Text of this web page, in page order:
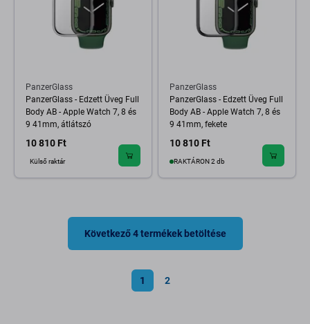
PanzerGlass
PanzerGlass - Edzett Üveg Full
Body AB - Apple Watch 7, 8 és
9 41mm, átlátszó
10 810 Ft
Külső raktár
PanzerGlass
PanzerGlass - Edzett Üveg Full
Body AB - Apple Watch 7, 8 és
9 41mm, fekete
10 810 Ft
RAKTÁRON 2 db
Következő 4 termékek betöltése
1 2